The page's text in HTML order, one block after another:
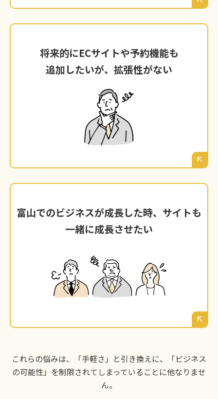
将来的にECサイトや予約機能も
追加したいが、拡張性がない
将来的にECサイトや予約機能も
追加したいが、拡張性がない
ビジネスが成長し、新しいサービス（通販、オ
ンライン予約など）を追加したくなった時、サ
イトを一から作り直さなければならないことが
富山でのビジネスが成長した時、 サイトも
一緒に成長させたい
富山でのビジネスが成長した時、
サイトも
一緒に成長させたい
安価なプラットフォームでは、5年後、10年後
の事業拡大に対応できないのではないか。富山
で長くビジネスを続けるための「資産」となる
これらの悩みは、「手軽さ」と引き換えに、「ビジネス
の可能性」を制限されてしまっていることに他なりませ
ん。